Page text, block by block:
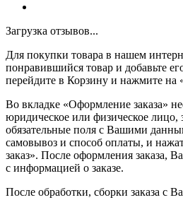
Загрузка отзывов...
Для покупки товара в нашем
понравившийся товар и добавьте
перейдите в Корзину и нажмите на
Во вкладке «Оформление заказа»
юридическое или физическое лицо,
обязательные поля с Вашими
самовывоз и способ оплаты, и
заказ». После оформления заказа,
с информацией о заказе.
После обработки, сборки заказа с